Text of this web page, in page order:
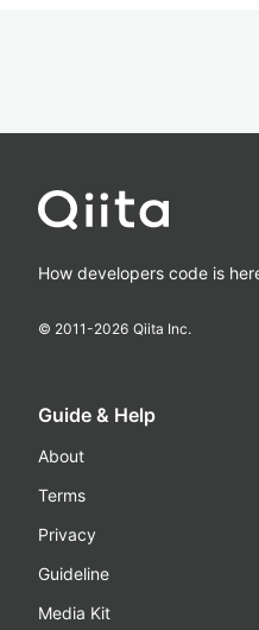
How developers code is
© 2011-2026 Qiita Inc.
Guide & Help
About
Terms
Privacy
Guideline
Media Kit